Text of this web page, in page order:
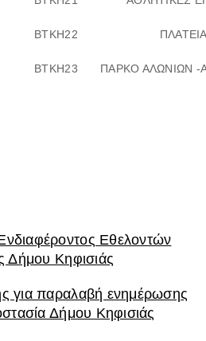
ΒΤΚΗ22
ΒΤΚΗ23 ΠΑΡΚΟ ΑΛΩΝΙΩΝ
Εθελοντών
Δήμου Κηφισιάς
για παραλαβή ενημέρωσης
Δήμου Κηφισιάς